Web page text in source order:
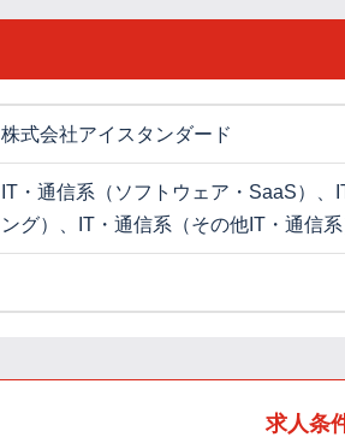
株式会社アイスタンダード
IT・通信系（ソフトウェア・SaaS）、
ング）、IT・通信系（その他IT・通信系
求人条